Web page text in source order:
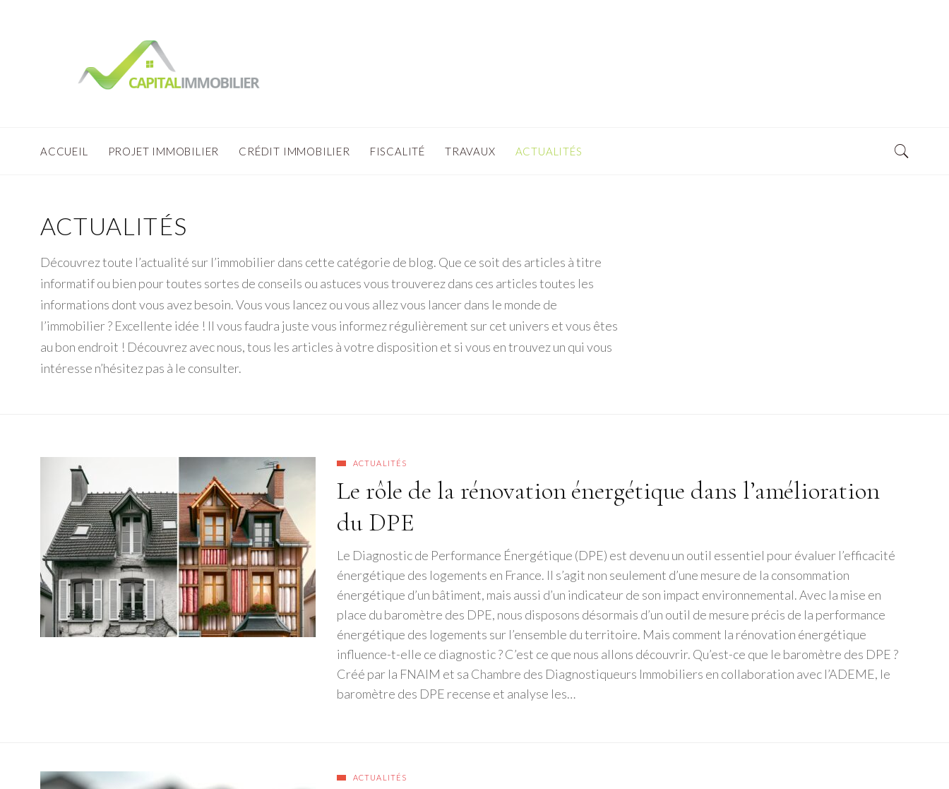
ACCUEIL PROJET IMMOBILIER CRÉDIT IMMOBILIER FISCALITÉ TRAVAUX ACTUALITÉS
ACTUALITÉS
Découvrez toute l’actualité sur l’immobilier dans cette catégorie de blog. Que ce soit des articles à titre
informatif ou bien pour toutes sortes de conseils ou astuces vous trouverez dans ces articles toutes les
informations dont vous avez besoin. Vous vous lancez ou vous allez vous lancer dans le monde de
l’immobilier ? Excellente idée ! Il vous faudra juste vous informez régulièrement sur cet univers et vous êtes
au bon endroit ! Découvrez avec nous, tous les articles à votre disposition et si vous en trouvez un qui vous
intéresse n’hésitez pas à le consulter.
ACTUALITÉS
Le rôle de la rénovation énergétique dans l’amélioration
du DPE
Le Diagnostic de Performance Énergétique (DPE) est devenu un outil essentiel pour évaluer l’efficacité
énergétique des logements en France. Il s’agit non seulement d’une mesure de la consommation
énergétique d’un bâtiment, mais aussi d’un indicateur de son impact environnemental. Avec la mise en
place du baromètre des DPE, nous disposons désormais d’un outil de mesure précis de la performance
énergétique des logements sur l’ensemble du territoire. Mais comment la rénovation énergétique
influence-t-elle ce diagnostic ? C’est ce que nous allons découvrir. Qu’est-ce que le baromètre des DPE ?
Créé par la FNAIM et sa Chambre des Diagnostiqueurs Immobiliers en collaboration avec l’ADEME, le
baromètre des DPE recense et analyse les…
ACTUALITÉS